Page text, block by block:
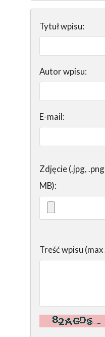
Tytuł wpisu:
Autor wpisu:
E-mail:
Zdjęcie (.jpg,
MB):
Treść wpisu
Kontrola -